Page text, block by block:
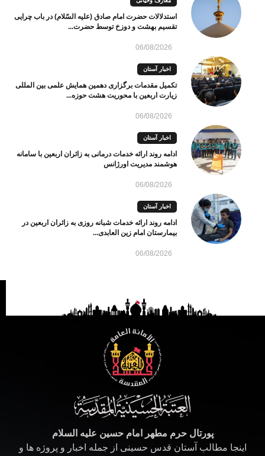
استدلالات حضرت امام صادق (علیه السّلام) در باب چرایی
تقسیم بهشت و دوزخ توسط حضرت...
06/08/2026
اخبار آستان
تکمیل مقدمات برگزاری دهمین همایش علمی بین المللی
زیارت اربعین با محوریت هشت حوزه...
06/08/2026
اخبار آستان
ادامه روند ارائه خدمات درمانی به زائران اربعین با سامانه
هوشمند مدیریت اورژانس
06/08/2026
اخبار آستان
ادامه روند ارائه خدمات شبانه روزی به زائران اربعین در
بیمارستان امام زین العابدی...
06/08/2026
پورتال حرم مطهر امام حسین علیه السلام
اینجا مطالب آستان قدس حسینی از جمله اخبار و پروژه ها و